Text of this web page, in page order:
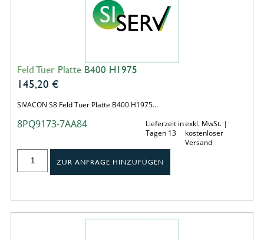
Feld Tuer Platte B400 H1975
145,20 €
SIVACON S8 Feld Tuer Platte B400 H1975…
8PQ9173-7AA84
Lieferzeit in
Tagen 13
exkl. MwSt. |
kostenloser
Versand
ZUR ANFRAGE HINZUFÜGEN